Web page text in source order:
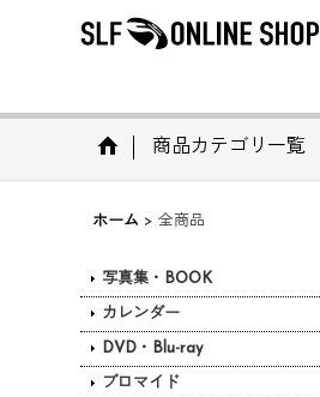
商品カテゴリ一覧
ホーム > 全商品
写真集・BOOK
カレンダー
DVD・Blu-ray
ブロマイド